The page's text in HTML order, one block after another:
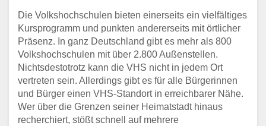
Die Volkshochschulen bieten einerseits ein vielfältiges
Kursprogramm und punkten andererseits mit örtlicher
Präsenz. In ganz Deutschland gibt es mehr als 800
Volkshochschulen mit über 2.800 Außenstellen.
Nichtsdestotrotz kann die VHS nicht in jedem Ort
vertreten sein. Allerdings gibt es für alle Bürgerinnen
und Bürger einen VHS-Standort in erreichbarer Nähe.
Wer über die Grenzen seiner Heimatstadt hinaus
recherchiert, stößt schnell auf mehrere